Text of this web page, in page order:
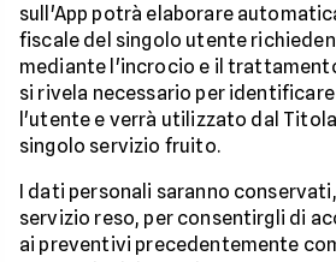
sull'App potrà elaborare
fiscale del singolo utente
mediante l'incrocio e il
si rivela necessario per
l'utente e verrà utilizzato dal
singolo servizio fruito.
I dati personali saranno
servizio reso, per consentirgli di
ai preventivi precedentemente